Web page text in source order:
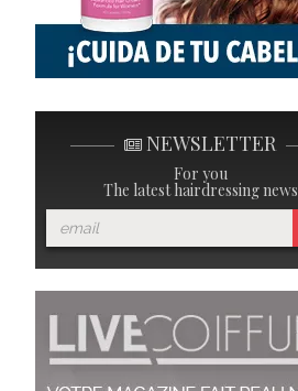
NEWSLETTER
For you
The latest hairdressing news